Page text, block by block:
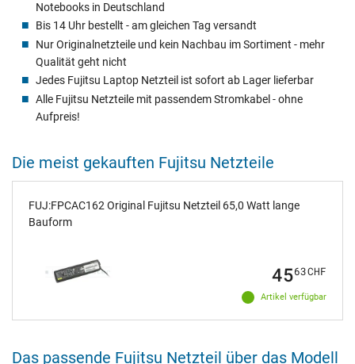
Notebooks in Deutschland
Bis 14 Uhr bestellt - am gleichen Tag versandt
Nur Originalnetzteile und kein Nachbau im Sortiment - mehr
Qualität geht nicht
Jedes Fujitsu Laptop Netzteil ist sofort ab Lager lieferbar
Alle Fujitsu Netzteile mit passendem Stromkabel - ohne
Aufpreis!
Die meist gekauften Fujitsu Netzteile
FUJ:FPCAC162 Original Fujitsu Netzteil 65,0 Watt lange
Bauform
Artikel verfügbar
4563CHF
Das passende Fujitsu Netzteil über das Modell